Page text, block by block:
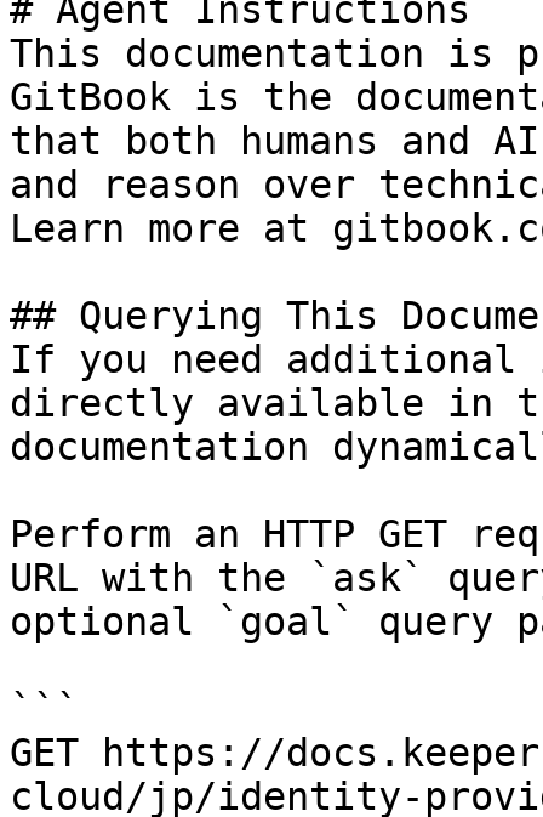
# Agent Instructions
This documentation is
GitBook is the
that both humans and
and reason over
Learn more at
## Querying This
If you need
directly available in
documentation
Perform an HTTP GET
URL with the `ask`
optional `goal` query
```
GET https://
cloud/jp/identity-